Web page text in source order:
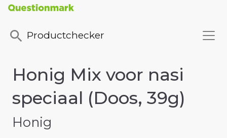
Productchecker
Honig Mix voor nasi
speciaal (Doos, 39g)
Honig